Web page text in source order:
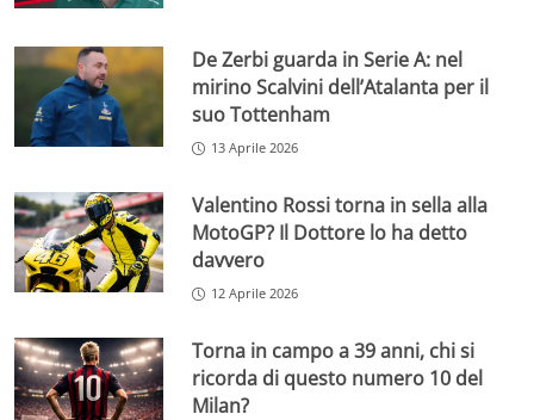
De Zerbi guarda in Serie A: nel
mirino Scalvini dell’Atalanta per il
suo Tottenham
13 Aprile 2026
Valentino Rossi torna in sella alla
MotoGP? Il Dottore lo ha detto
davvero
12 Aprile 2026
Torna in campo a 39 anni, chi si
ricorda di questo numero 10 del
Milan?